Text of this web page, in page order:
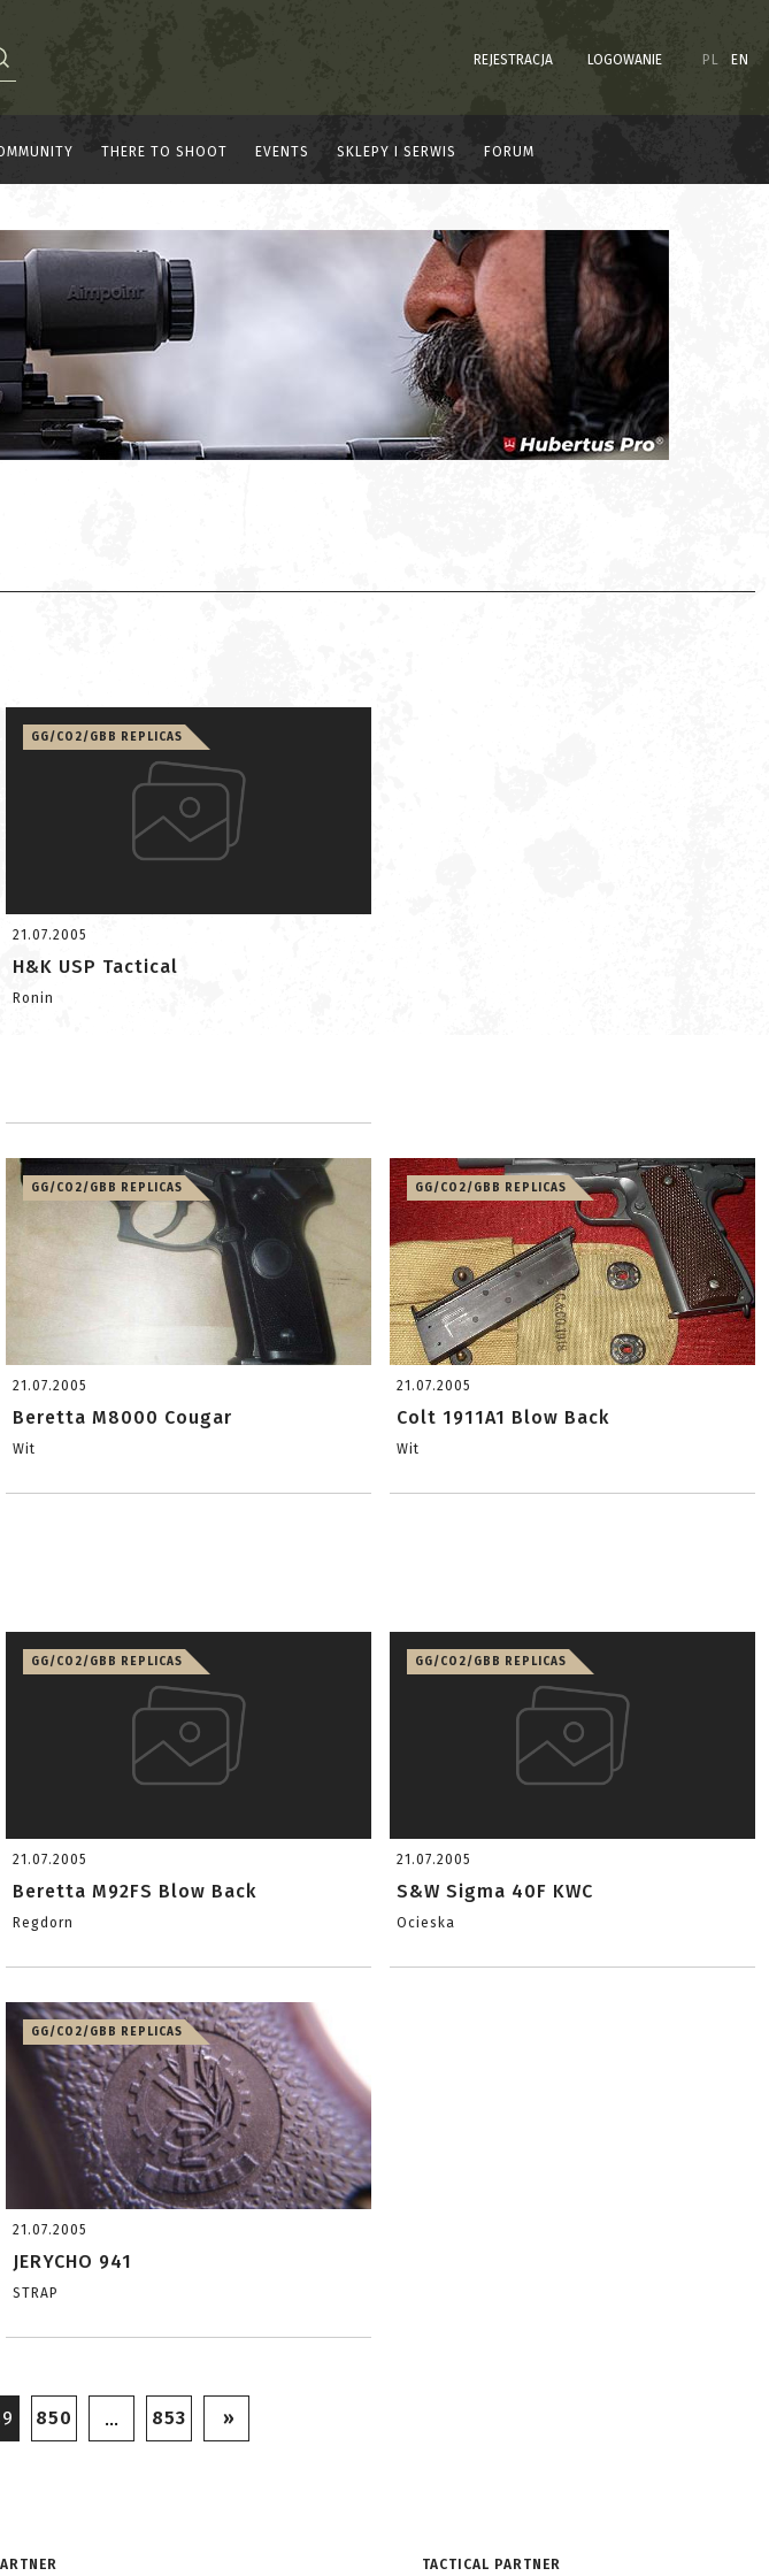
REJESTRACJA LOGOWANIE PL EN
THERE TO SHOOT EVENTS SKLEPY I SERWIS FORUM
GG/CO2/GBB REPLICAS
21.07.2005
H&K USP Tactical
Ronin
GG/CO2/GBB REPLICAS
21.07.2005
Beretta M8000 Cougar
Wit
GG/CO2/GBB REPLICAS
21.07.2005
Colt 1911A1 Blow Back
Wit
GG/CO2/GBB REPLICAS
21.07.2005
Beretta M92FS Blow Back
Regdorn
GG/CO2/GBB REPLICAS
21.07.2005
S&W Sigma 40F KWC
Ocieska
GG/CO2/GBB REPLICAS
21.07.2005
JERYCHO 941
STRAP
850 … 853 »
TACTICAL PARTNER